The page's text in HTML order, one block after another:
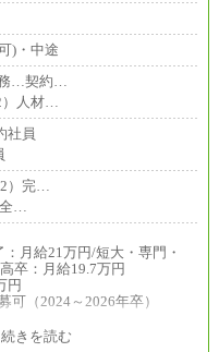
)・中途
…契約…
人材…
社員
）完…
…
月給21万円/短大・専門・
卒：月給19.7万円
円
（2024～2026年卒）
円
きを読む